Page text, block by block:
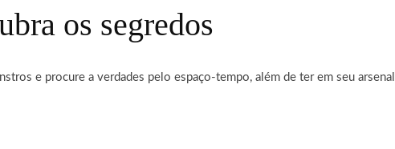
os segredos
e procure a verdades pelo espaço-tempo, além de ter em seu